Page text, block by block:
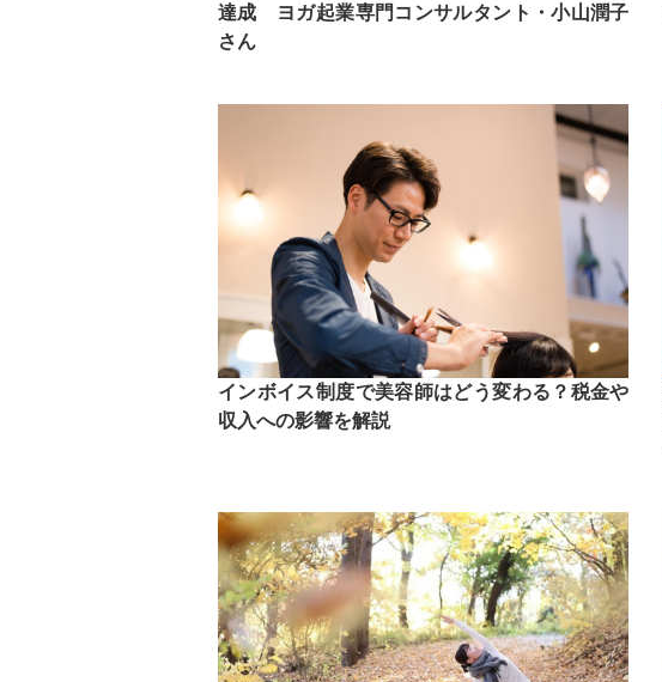
達成 ヨガ起業専門コンサルタント・小山潤子
さん
インボイス制度で美容師はどう変わる？税金や
収入への影響を解説